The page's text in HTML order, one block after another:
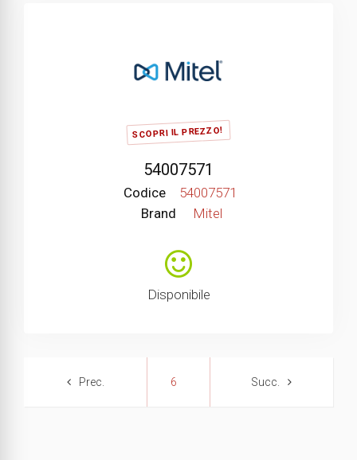
SCOPRI IL PREZZO!
54007571
Codice
54007571
Brand
Mitel
Disponibile
6